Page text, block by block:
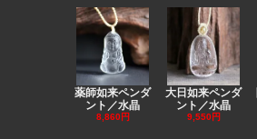
薬師如来ペンダ
ント／水晶
8,860円
大日如来ペンダ
ント／水晶
9,550円